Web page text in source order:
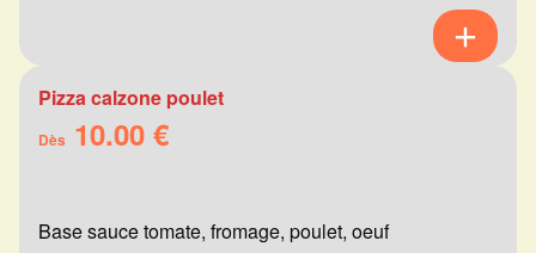
Pizza calzone poulet
Dès 10.00 €
Base sauce tomate, fromage, poulet, oeuf